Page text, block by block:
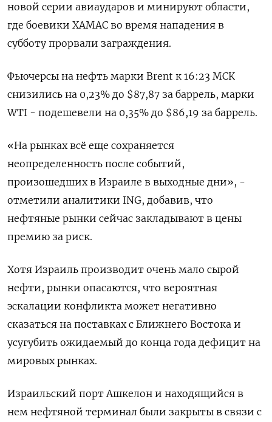
новой серии авиаударов и минируют области,
где боевики ХАМАС во время нападения в
субботу прорвали заграждения.
Фьючерсы на нефть марки Brent к 16:23 МСК
снизились на 0,23% до $87,87 за баррель, марки
WTI - подешевели на 0,35% до $86,19 за баррель.
«На рынках всё еще сохраняется
неопределенность после событий,
произошедших в Израиле в выходные дни», -
отметили аналитики ING, добавив, что
нефтяные рынки сейчас закладывают в цены
премию за риск.
Хотя Израиль производит очень мало сырой
нефти, рынки опасаются, что вероятная
эскалации конфликта может негативно
сказаться на поставках с Ближнего Востока и
усугубить ожидаемый до конца года дефицит на
мировых рынках.
Израильский порт Ашкелон и находящийся в
нем нефтяной терминал были закрыты в связи с